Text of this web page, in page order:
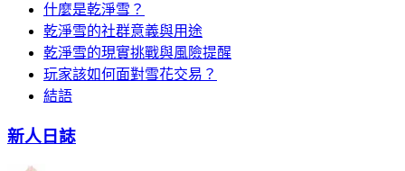
什麼是乾淨雪？
乾淨雪的社群意義與用途
乾淨雪的現實挑戰與風險提醒
玩家該如何面對雪花交易？
結語
新人日誌